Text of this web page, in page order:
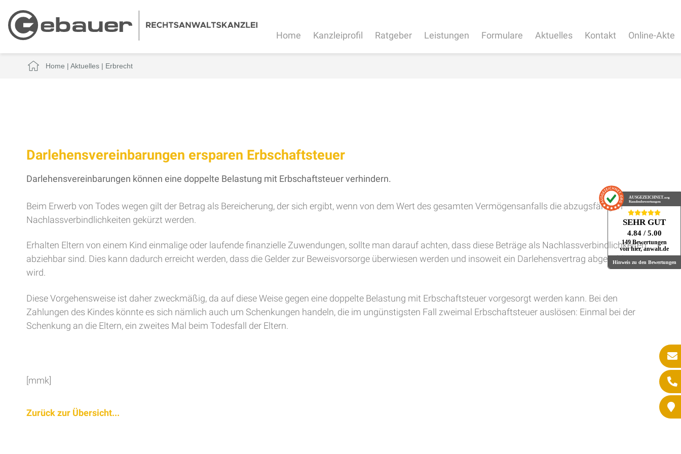
Home Kanzleiprofil Ratgeber Leistungen Formulare Aktuelles Kontakt Online-Akte
Home | Aktuelles| Erbrecht
Darlehensvereinbarungen ersparen Erbschaftsteuer
Darlehensvereinbarungen können eine doppelte Belastung mit Erbschaftsteuer verhindern.
Beim Erwerb von Todes wegen gilt der Betrag als Bereicherung, der sich ergibt, wenn von dem Wert des gesamten Vermögensanfalls die abzugsfähigen
Nachlassverbindlichkeiten gekürzt werden.
Erhalten Eltern von einem Kind einmalige oder laufende finanzielle Zuwendungen, sollte man darauf achten, dass diese Beträge als Nachlassverbindlichkeiten
abziehbar sind. Dies kann dadurch erreicht werden, dass die Gelder zur Beweisvorsorge überwiesen werden und insoweit ein Darlehensvertrag abgeschlossen
wird.
Diese Vorgehensweise ist daher zweckmäßig, da auf diese Weise gegen eine doppelte Belastung mit Erbschaftsteuer vorgesorgt werden kann. Bei den
Zahlungen des Kindes könnte es sich nämlich auch um Schenkungen handeln, die im ungünstigsten Fall zweimal Erbschaftsteuer auslösen: Einmal bei der
Schenkung an die Eltern, ein zweites Mal beim Todesfall der Eltern.
[mmk]
Zurück zur Übersicht...
AUSGEZEICHNET .org
Kundenbewertungen
SEHR GUT
4.84 / 5.00
149 Bewertungen
von hier, anwalt.de
Hinweis zu den Bewertungen